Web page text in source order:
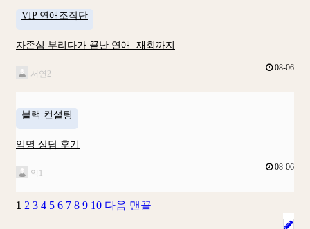
VIP 연애조작단
자존심 부리다가 끝난 연애..재회까지
서연2
08-06
블랙 컨설팅
익명 상담 후기
익1
08-06
1 2 3 4 5 6 7 8 9 10 다음 맨끝